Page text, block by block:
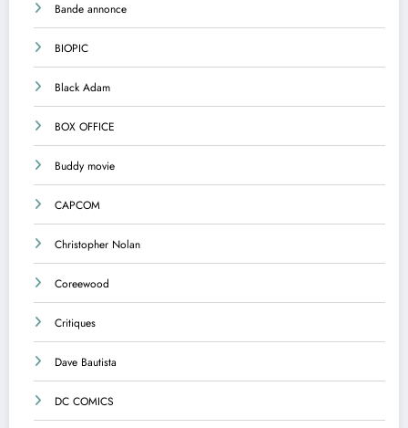
Bande annonce
BIOPIC
Black Adam
BOX OFFICE
Buddy movie
CAPCOM
Christopher Nolan
Coreewood
Critiques
Dave Bautista
DC COMICS